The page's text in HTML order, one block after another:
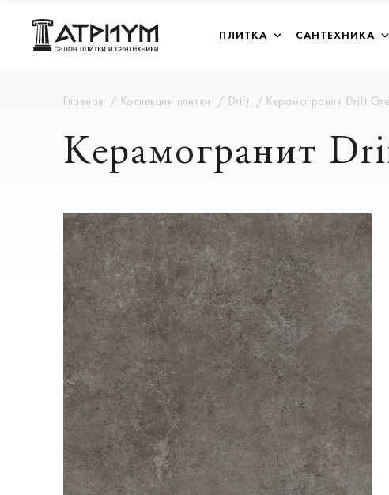
ПЛИТКА САНТЕХНИКА
Главная Коллекции плитки Drift Керамогранит Drift
Керамогранит